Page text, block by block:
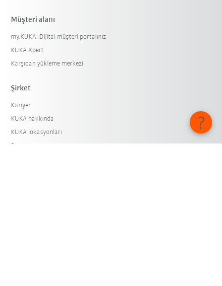
Müşteri alanı
my.KUKA: Dijital müşteri portalınız
KUKA Xpert
Karşıdan yükleme merkezi
Şirket
Kariyer
KUKA hakkında
KUKA lokasyonları
Basın